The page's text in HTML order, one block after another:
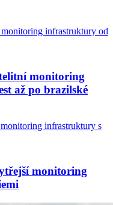
monitoring
až po brazilské
monitoring